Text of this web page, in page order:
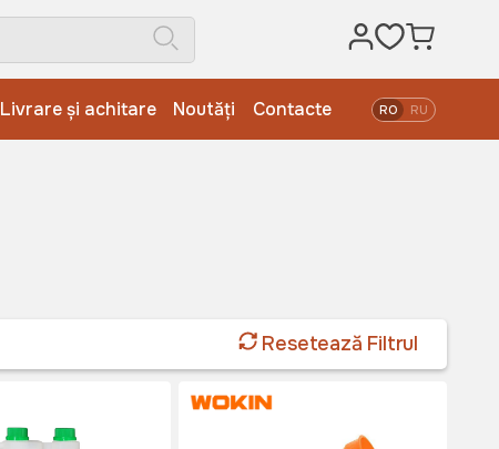
Livrare și achitare Noutăți Contacte RO RU
Resetează Filtrul